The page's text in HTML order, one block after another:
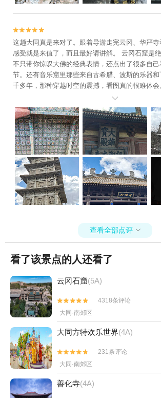


这趟大同真是来对了。跟着导游走完云冈、华严
感受就是来值了，而且最好请讲解。 云冈石窟是
不只带你惊叹大佛的经典表情，还点出了很多自
节。还有音乐窟里那些来自古希腊、波斯的乐器
千多年，那种穿越时空的震撼，看图真的很难体
西朝东格局，导游一解释——契丹人崇拜太阳——
善化寺，这里的辽金巨构非常震撼，三圣殿的斜
最惊喜的是大雄宝殿里的二十四诸天天王，表情
最最重要的，大同古城夜景太美啦。 总之，大同
才能读懂。导游把建筑里的故事、塑像里的人物
前的工匠很厉害，能把石头和木头变成这样；今
把这些沉默的东西传递到我们心里。这一趟，真的

查看全部点评 
看了该景点的人还看了
云冈石窟(5A)


4318条评论
大同·南郊区
大同方特欢乐世界(4A)


231条评论
大同·南郊区
善化寺(4A)